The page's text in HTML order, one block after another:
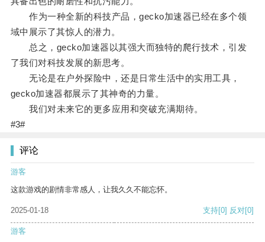
作为一种全新的科技产品，gecko加速器已经在多个领
域中展示了其惊人的潜力。
总之，gecko加速器以其强大而独特的爬行技术，引发
了我们对科技发展的新思考。
无论是在户外探险中，还是日常生活中的实用工具，
gecko加速器都展示了其神奇的力量。
我们对未来它的更多应用和突破充满期待。
#3#
评论
游客
这款游戏的剧情非常感人，让我久久不能忘怀。
2025-01-18 支持[0] 反对[0]
游客